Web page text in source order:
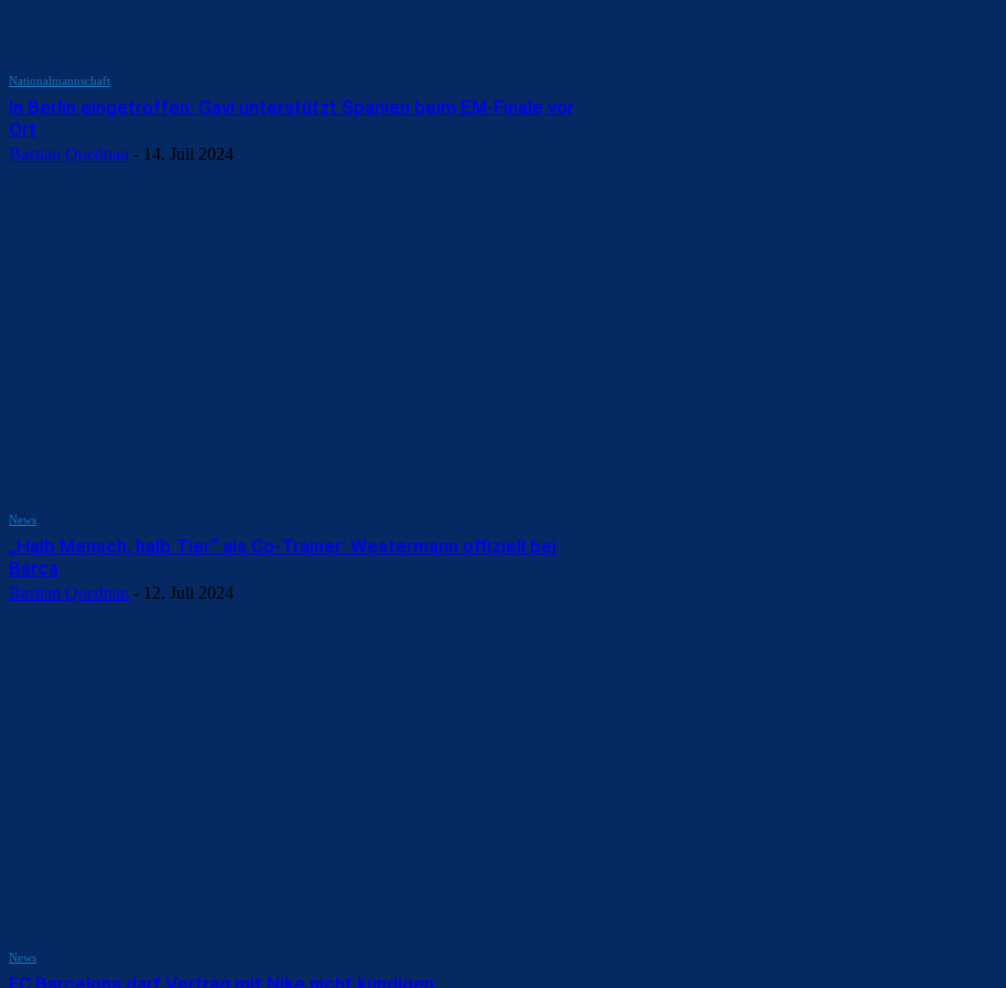
Nationalmannschaft
In Berlin eingetroffen: Gavi unterstützt Spanien beim EM-Finale vor
Ort
Bastian Quednau - 14. Juli 2024
News
„Halb Mensch, halb Tier“ als Co-Trainer: Westermann offiziell bei
Barça
Bastian Quednau - 12. Juli 2024
News
FC Barcelona darf Vertrag mit Nike nicht kündigen